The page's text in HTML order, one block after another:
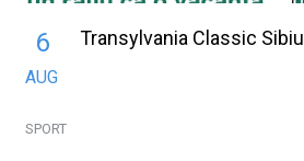
6
AUG
Transylvania Classic Sibiu
SPORT